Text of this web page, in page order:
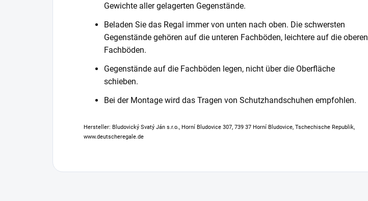
Gewichte aller gelagerten Gegenstände.
Beladen Sie das Regal immer von unten nach oben. Die schwersten
Gegenstände gehören auf die unteren Fachböden, leichtere auf die oberen
Fachböden.
Gegenstände auf die Fachböden legen, nicht über die Oberfläche
schieben.
Bei der Montage wird das Tragen von Schutzhandschuhen empfohlen.
Hersteller: Bludovický Svatý Ján s.r.o., Horní Bludovice 307, 739 37 Horní Bludovice, Tschechische Republik,
www.deutscheregale.de